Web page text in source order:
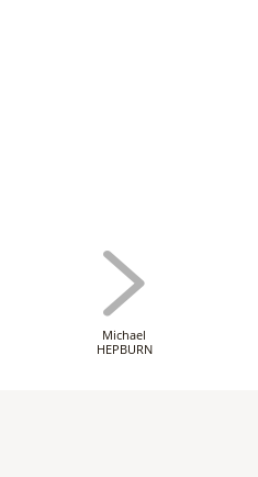
Michael
HEPBURN